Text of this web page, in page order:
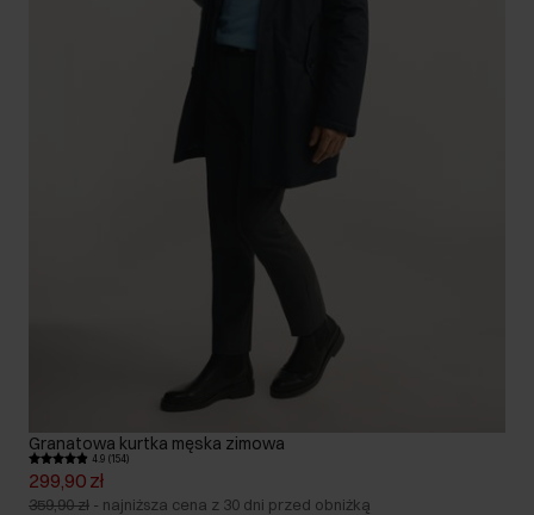
Granatowa kurtka męska zimowa
4.9 (154)
299,90 zł
359,90 zł - najniższa cena z 30 dni przed obniżką